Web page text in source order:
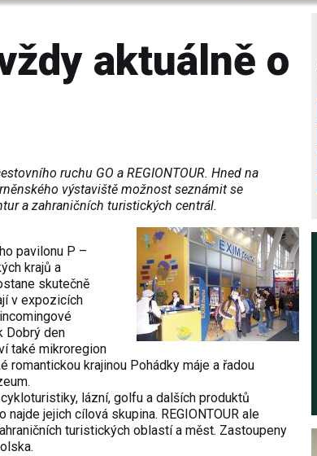
aktuálně o
ruchu GO a REGIONTOUR. Hned na
výstaviště možnost seznámit se
a zahraničních turistických centrál.
pavilonu P –
krajů a
skutečně
v expozicích
Dobrý den
také mikroregion
romantickou krajinou Pohádky máje a řadou
lázní, golfu a dalších produktů
jejich cílová skupina. REGIONTOUR ale
turistických oblastí a měst. Zastoupeny